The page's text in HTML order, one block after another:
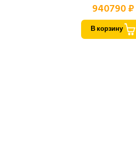
940790 ₽
В корзину